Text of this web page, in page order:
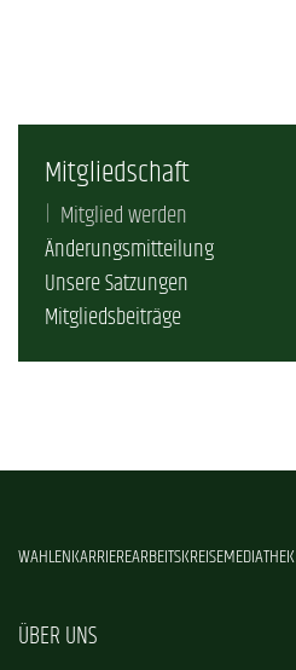
Mitgliedschaft
Mitglied werden
Änderungsmitteilung
Unsere Satzungen
Mitgliedsbeiträge
WAHLENKARRIEREARBEITSKREISEMEDIATHEK
ÜBER UNS